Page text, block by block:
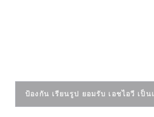
ป้องกัน เรียนรูป ยอมรับ เอชไอวี เป็